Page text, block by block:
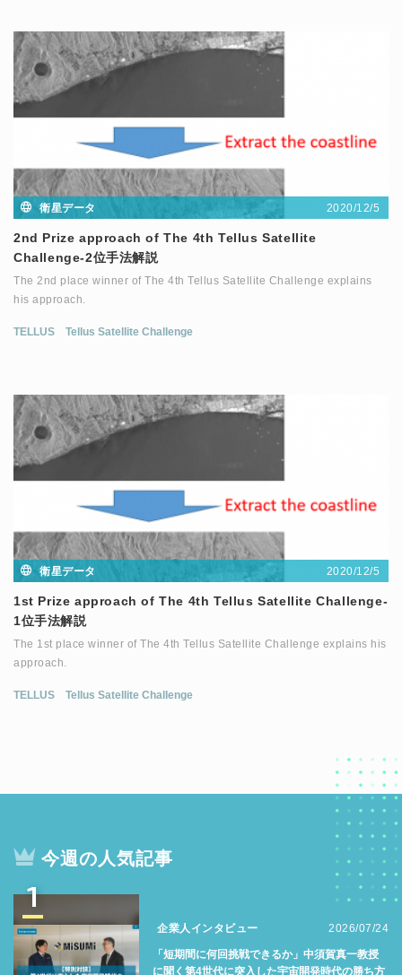
衛星データ 2020/12/5
2nd Prize approach of The 4th Tellus Satellite
Challenge-2位手法解説
The 2nd place winner of The 4th Tellus Satellite Challenge explains
his approach.
TELLUS Tellus Satellite Challenge
衛星データ 2020/12/5
1st Prize approach of The 4th Tellus Satellite Challenge-
1位手法解説
The 1st place winner of The 4th Tellus Satellite Challenge explains his
approach.
TELLUS Tellus Satellite Challenge
今週の人気記事
1
企業人インタビュー 2026/07/24
「短期間に何回挑戦できるか」中須賀真一教授
に聞く第4世代に突入した宇宙開発時代の勝ち方